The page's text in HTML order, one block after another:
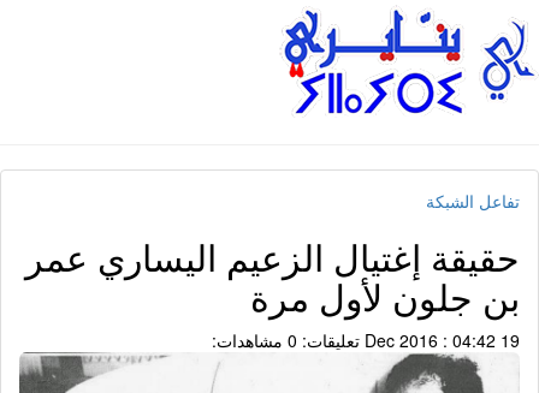
تفاعل الشبكة
حقيقة إغتيال الزعيم اليساري عمر
بن جلون لأول مرة
19 Dec 2016 : 04:42 تعليقات: 0 مشاهدات: